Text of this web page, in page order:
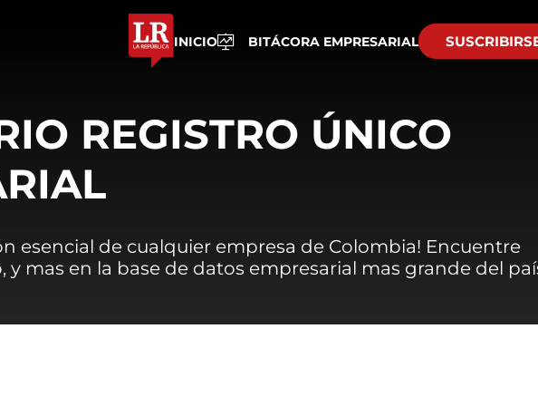
INICIO BITÁCORA EMPRESARIAL
REGISTRO ÚNICO
esencial de cualquier empresa de Colombia! Encuentre
y mas en la base de datos empresarial mas grande del